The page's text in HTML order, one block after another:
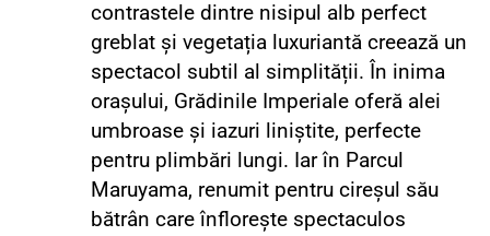
contrastele dintre nisipul alb perfect
greblat și vegetația luxuriantă creează un
spectacol subtil al simplității. În inima
orașului, Grădinile Imperiale oferă alei
umbroase și iazuri liniștite, perfecte
pentru plimbări lungi. Iar în Parcul
Maruyama, renumit pentru cireșul său
bătrân care înflorește spectaculos